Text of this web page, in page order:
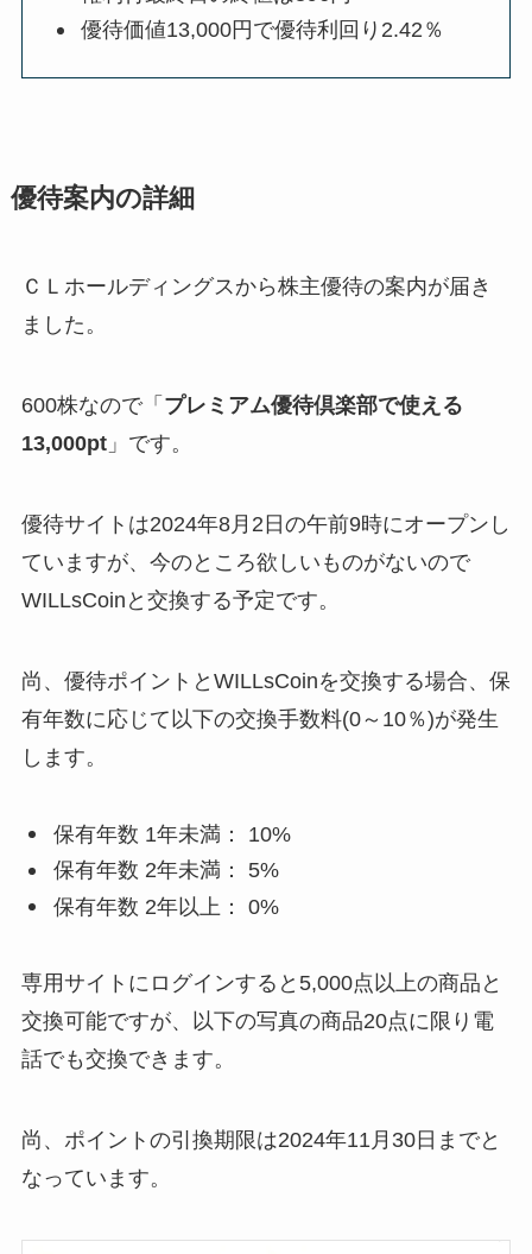
優待価値13,000円で優待利回り2.42％
優待案内の詳細
ＣＬホールディングスから株主優待の案内が届き
ました。
600株なので「 プレミアム優待倶楽部で使える
13,000pt」です。
優待サイトは2024年8月2日の午前9時にオープンし
ていますが、今のところ欲しいものがないので
WILLsCoinと交換する予定です。
尚、優待ポイントとWILLsCoinを交換する場合、保
有年数に応じて以下の交換手数料(0～10％)が発生
します。
保有年数 1年未満： 10%
保有年数 2年未満： 5%
保有年数 2年以上： 0%
専用サイトにログインすると5,000点以上の商品と
交換可能ですが、以下の写真の商品20点に限り電
話でも交換できます。
尚、ポイントの引換期限は2024年11月30日までと
なっています。